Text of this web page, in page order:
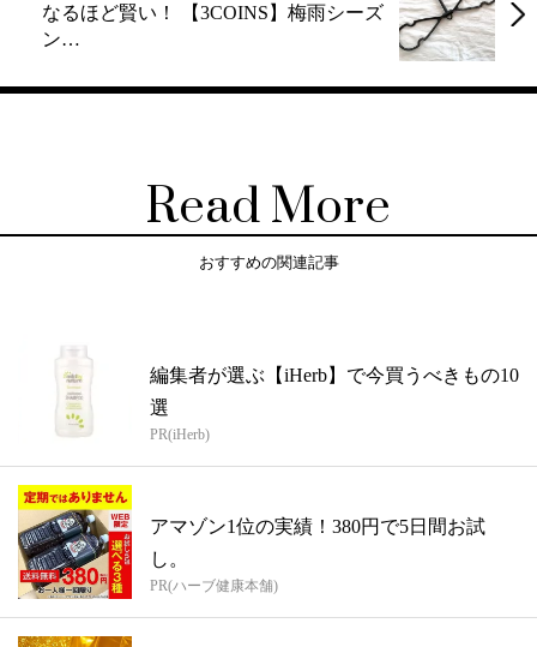
なるほど賢い！ 【3COINS】梅雨シーズ
ン…
Read More
おすすめの関連記事
編集者が選ぶ【iHerb】で今買うべきもの10
選
PR(iHerb)
アマゾン1位の実績！380円で5日間お試
し。
PR(ハーブ健康本舗)